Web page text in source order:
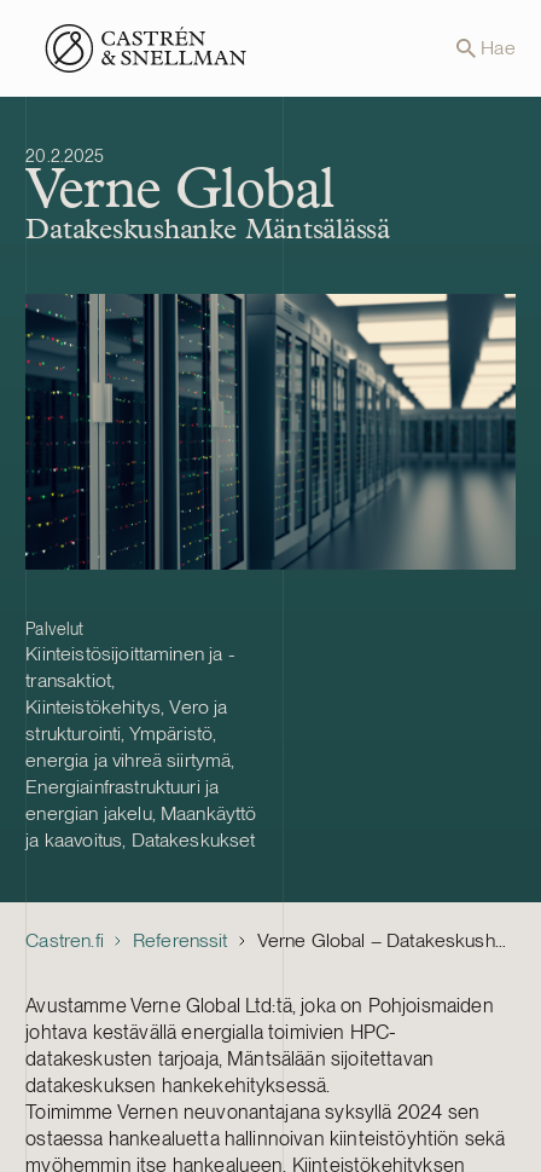
Front page Hae
20.2.2025
Verne Global
Datakeskushanke Mäntsälässä
Palvelut
Kiinteistösijoittaminen ja -
transaktiot,
Kiinteistökehitys,Vero ja
strukturointi, Ympäristö,
energia ja vihreä siirtymä,
Energiainfrastruktuuri ja
energian jakelu, Maankäyttö
ja kaavoitus, Datakeskukset
Castren.fi Referenssit Verne Global – Datakeskushanke Mäntsälässä
Avustamme Verne Global Ltd:tä, joka on Pohjoismaiden
johtava kestävällä energialla toimivien HPC-
datakeskusten tarjoaja, Mäntsälään sijoitettavan
datakeskuksen hankekehityksessä.
Toimimme Vernen neuvonantajana syksyllä 2024 sen
ostaessa hankealuetta hallinnoivan kiinteistöyhtiön sekä
myöhemmin itse hankealueen. Kiinteistökehityksen